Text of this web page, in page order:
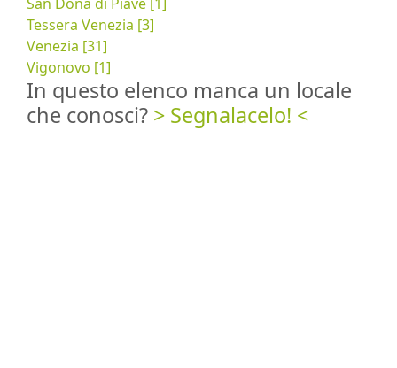
Tessera Venezia [3]
Venezia [31]
Vigonovo [1]
In questo elenco manca un locale
che conosci? > Segnalacelo! <